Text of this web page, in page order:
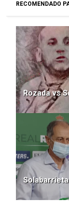
RECOMENDADO
Rozada vs